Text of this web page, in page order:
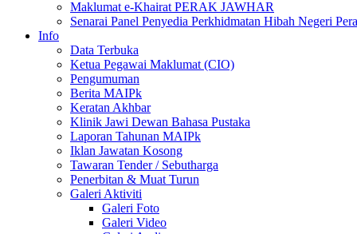
Maklumat e-Khairat PERAK JAWHAR
Senarai Panel Penyedia Perkhidmatan Hibah Negeri
Info
Data Terbuka
Ketua Pegawai Maklumat (CIO)
Pengumuman
Berita MAIPk
Keratan Akhbar
Klinik Jawi Dewan Bahasa Pustaka
Laporan Tahunan MAIPk
Iklan Jawatan Kosong
Tawaran Tender / Sebutharga
Penerbitan & Muat Turun
Galeri Aktiviti
Galeri Foto
Galeri Video